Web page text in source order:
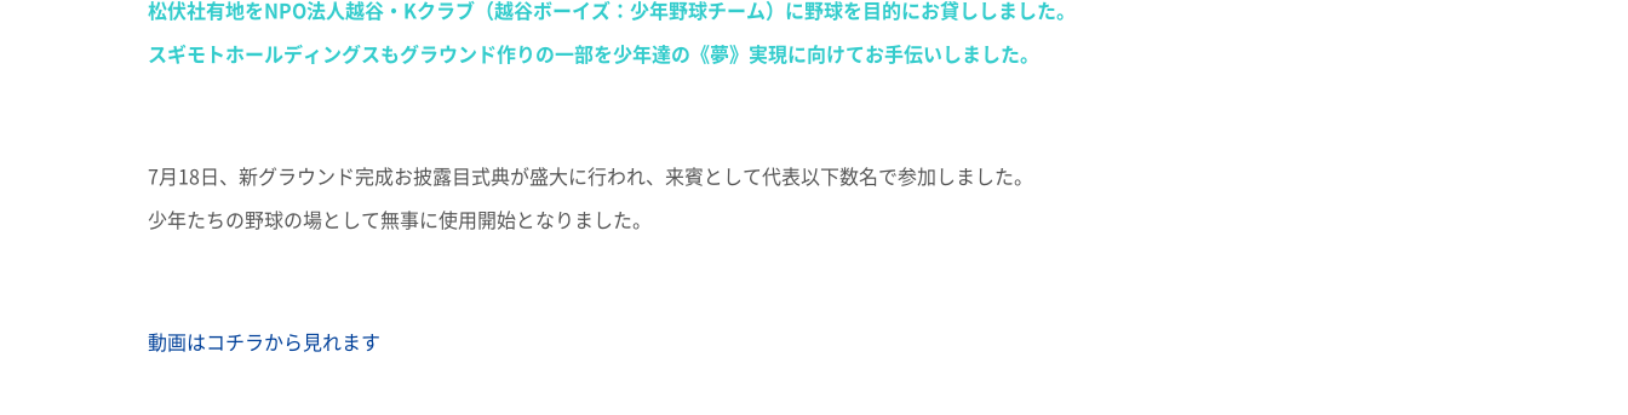
松伏社有地をNPO法人越谷・Kクラブ（越谷ボーイズ：少年野球チーム）に野球を目的にお貸ししました。
スギモトホールディングスもグラウンド作りの一部を少年達の《夢》実現に向けてお手伝いしました。
7月18日、新グラウンド完成お披露目式典が盛大に行われ、来賓として代表以下数名で参加しました。
少年たちの野球の場として無事に使用開始となりました。
動画はコチラから見れます